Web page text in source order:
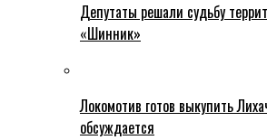
Депутаты решали судьбу
«Шинник»
Локомотив готов выкупить
обсуждается